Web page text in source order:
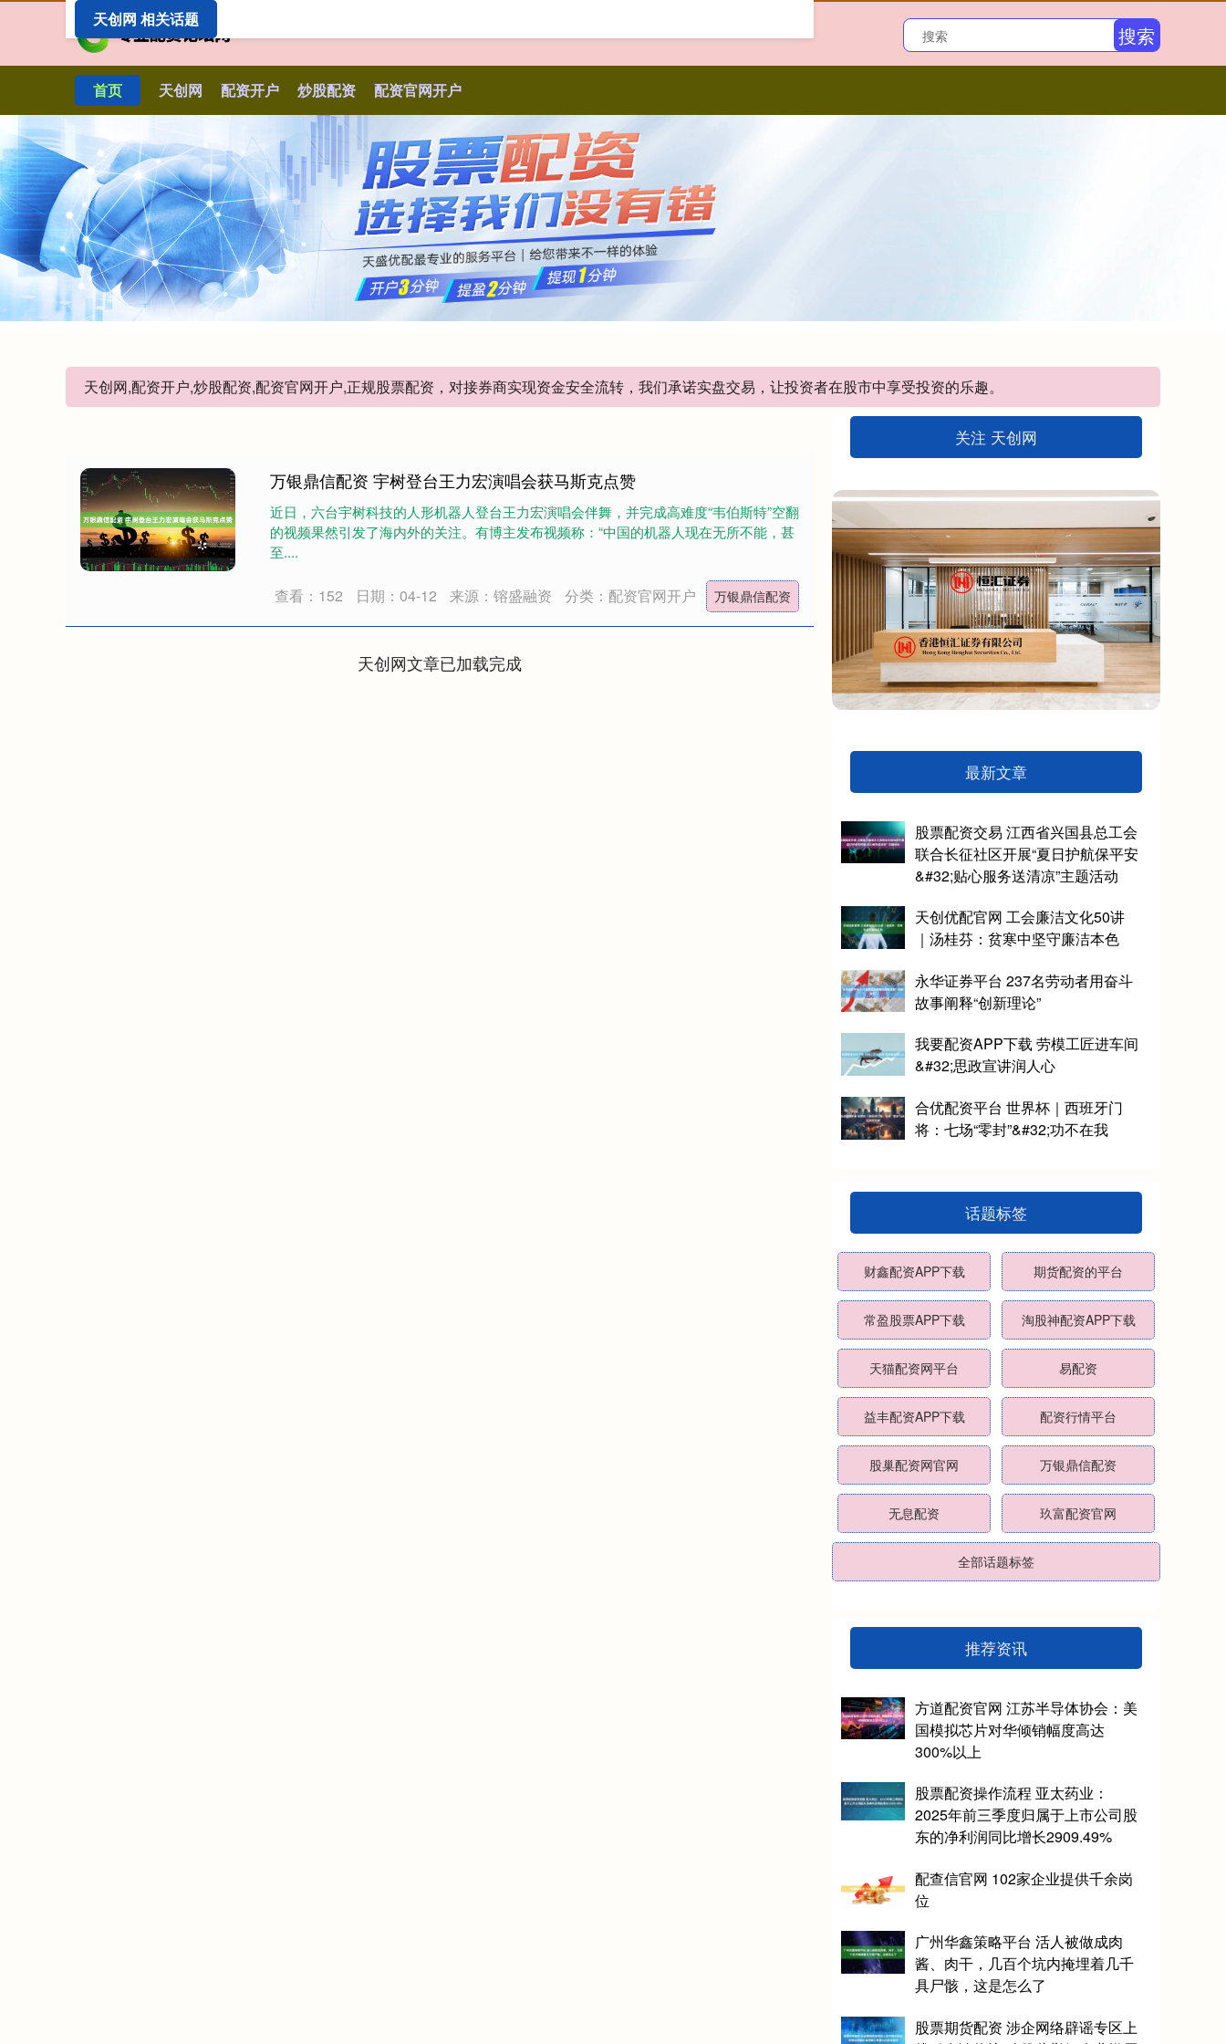
搜索
首页 天创网 配资开户 炒股配资 配资官网开户
天创网,配资开户,炒股配资,配资官网开户,正规股票配资，对接券商实现资金安全流转，我们承诺实盘交易，让投资者在股市中享受投资的乐趣。
天创网 相关话题
万银鼎信配资 宇树登台王力宏演唱会获马斯克点赞
近日，六台宇树科技的人形机器人登台王力宏演唱会伴舞，并完成高难度“韦伯斯特”空翻
的视频果然引发了海内外的关注。有博主发布视频称：“中国的机器人现在无所不能，甚
至....
查看：152 日期：04-12 来源：镕盛融资 分类：配资官网开户 万银鼎信配资
天创网文章已加载完成
关注 天创网
最新文章
股票配资交易 江西省兴国县总工会
联合长征社区开展“夏日护航保平安
&#32;贴心服务送清凉”主题活动
天创优配官网 工会廉洁文化50讲
｜汤桂芬：贫寒中坚守廉洁本色
永华证券平台 237名劳动者用奋斗
故事阐释“创新理论”
我要配资APP下载 劳模工匠进车间
&#32;思政宣讲润人心
合优配资平台 世界杯｜西班牙门
将：七场“零封”&#32;功不在我
话题标签
财鑫配资APP下载 期货配资的平台
常盈股票APP下载 淘股神配资APP下载
天猫配资网平台 易配资
益丰配资APP下载 配资行情平台
股巢配资网官网 万银鼎信配资
无息配资 玖富配资官网
全部话题标签
推荐资讯
方道配资官网 江苏半导体协会：美
国模拟芯片对华倾销幅度高达
300%以上
股票配资操作流程 亚太药业：
2025年前三季度归属于上市公司股
东的净利润同比增长2909.49%
配查信官网 102家企业提供千余岗
位
广州华鑫策略平台 活人被做成肉
酱、肉干，几百个坑内掩埋着几千
具尸骸，这是怎么了
股票期货配资 涉企网络辟谣专区上